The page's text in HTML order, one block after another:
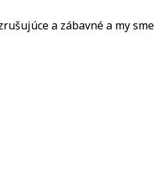
a zábavné a my sme